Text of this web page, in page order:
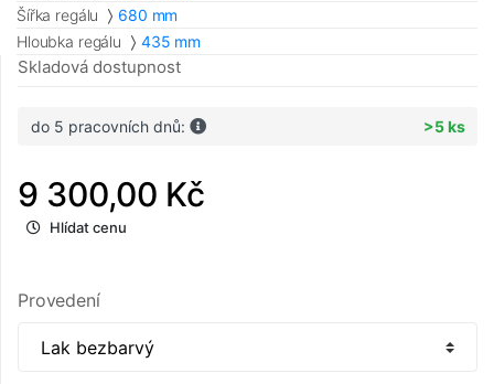
Šířka regálu
680 mm
Hloubka regálu
435 mm
Skladová dostupnost
do 5 pracovních dnů: >5 ks
9 300,00 Kč
Hlídat cenu
Provedení